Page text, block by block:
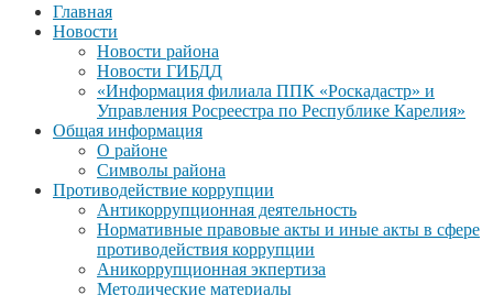
Главная
Новости
Новости района
Новости ГИБДД
«Информация филиала ППК «Роскадастр» и
Управления Росреестра по Республике Карелия»
Общая информация
О районе
Символы района
Противодействие коррупции
Антикоррупционная деятельность
Нормативные правовые акты и иные акты в сфере
противодействия коррупции
Аникоррупционная экпертиза
Методические материалы